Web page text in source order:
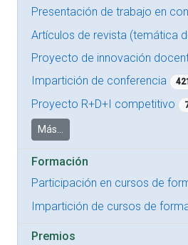
Presentación de trabajo en
Artículos de revista (temática
Proyecto de innovación
Impartición de conferencia 421
Proyecto R+D+I competitivo
Más...
Formación
Participación en cursos de
Impartición de cursos de
Premios